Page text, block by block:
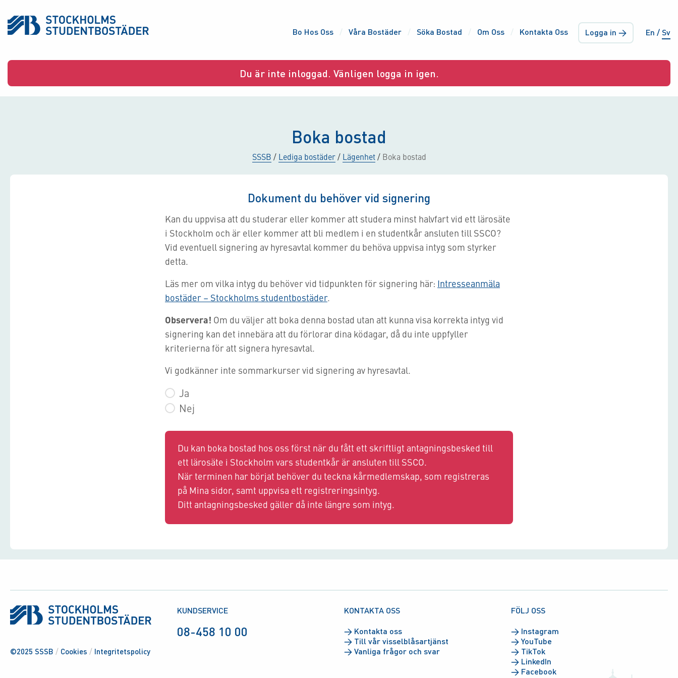
Bo Hos Oss Våra Bostäder Söka Bostad Om Oss Kontakta Oss Logga in → En Sv
Du är inte inloggad. Vänligen logga in igen.
Boka bostad
SSSB / Lediga bostäder/ Lägenhet/ Boka bostad
Dokument du behöver vid signering
Kan du uppvisa att du studerar eller kommer att studera minst halvfart vid ett lärosäte
i Stockholm och är eller kommer att bli medlem i en studentkår ansluten till SSCO?
Vid eventuell signering av hyresavtal kommer du behöva uppvisa intyg som styrker
detta.
Läs mer om vilka intyg du behöver vid tidpunkten för signering här: Intresseanmäla
bostäder – Stockholms studentbostäder.
Observera! Om du väljer att boka denna bostad utan att kunna visa korrekta intyg vid
signering kan det innebära att du förlorar dina ködagar, då du inte uppfyller
kriterierna för att signera hyresavtal.
Vi godkänner inte sommarkurser vid signering av hyresavtal.
Ja
Nej
Du kan boka bostad hos oss först när du fått ett skriftligt antagningsbesked till
ett lärosäte i Stockholm vars studentkår är ansluten till SSCO.
När terminen har börjat behöver du teckna kårmedlemskap, som registreras
på Mina sidor, samt uppvisa ett registreringsintyg.
Ditt antagningsbesked gäller då inte längre som intyg.
©2025 SSSB / Cookies / Integritetspolicy
KUNDSERVICE
08-458 10 00
KONTAKTA OSS
→ Kontakta oss
→ Till vår visselblåsartjänst
→Vanliga frågor och svar
FÖLJ OSS
→ Instagram
→YouTube
→ TikTok
→ LinkedIn
→ Facebook